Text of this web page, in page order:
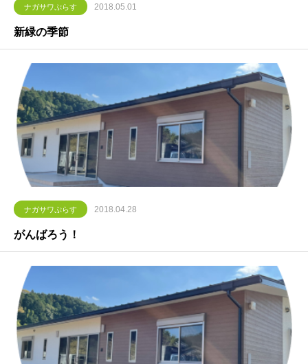
ナガサワぷらす 2018.05.01
新緑の季節
ナガサワぷらす 2018.04.28
がんばろう！